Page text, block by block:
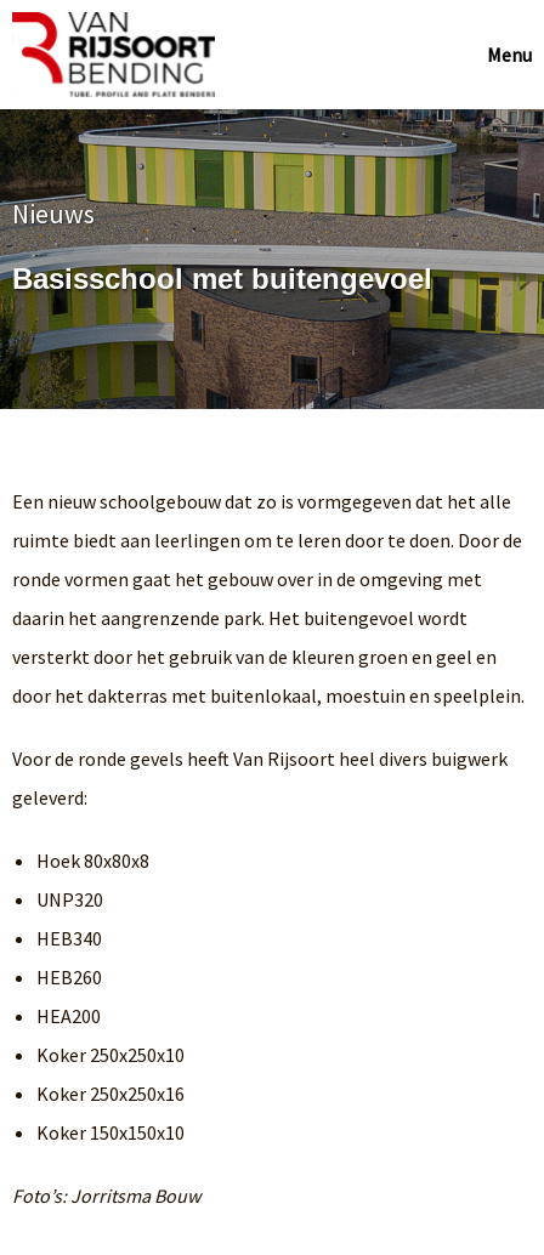
Menu
Nieuws
Basisschool met buitengevoel
Een nieuw schoolgebouw dat zo is vormgegeven dat het alle
ruimte biedt aan leerlingen om te leren door te doen. Door de
ronde vormen gaat het gebouw over in de omgeving met
daarin het aangrenzende park. Het buitengevoel wordt
versterkt door het gebruik van de kleuren groen en geel en
door het dakterras met buitenlokaal, moestuin en speelplein.
Voor de ronde gevels heeft Van Rijsoort heel divers buigwerk
geleverd:
Hoek 80x80x8
UNP320
HEB340
HEB260
HEA200
Koker 250x250x10
Koker 250x250x16
Koker 150x150x10
Foto’s: Jorritsma Bouw